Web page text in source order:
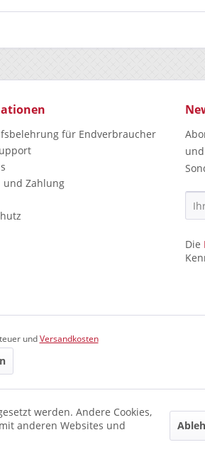
für Endverbraucher
und Zahlung
Die
undVersandkosten
werden. Andere Cookies,
anderen Websites und